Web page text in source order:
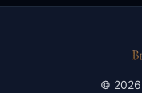
© 2026